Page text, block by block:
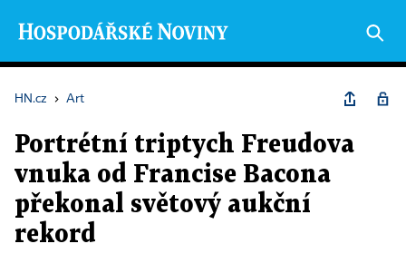
HN.cz › Art
Portrétní triptych Freudova
vnuka od Francise Bacona
překonal světový aukční
rekord